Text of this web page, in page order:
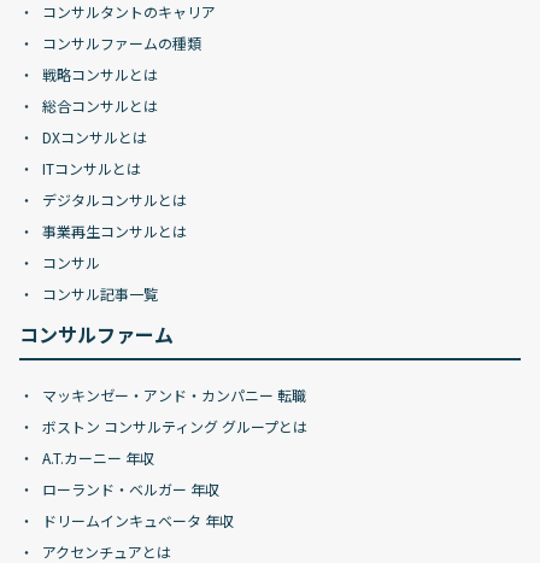
コンサルタントのキャリア
コンサルファームの種類
戦略コンサルとは
総合コンサルとは
DXコンサルとは
ITコンサルとは
デジタルコンサルとは
事業再生コンサルとは
コンサル
コンサル記事一覧
コンサルファーム
マッキンゼー・アンド・カンパニー 転職
ボストン コンサルティング グループとは
A.T.カーニー 年収
ローランド・ベルガー 年収
ドリームインキュベータ 年収
アクセンチュアとは